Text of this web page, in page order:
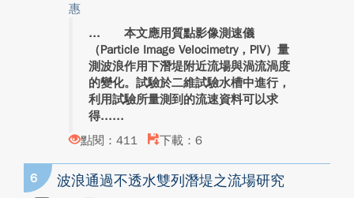
惠
本文應用質點影像測速儀
（Particle Image Velocimetry，PIV）量
測波浪作用下潛堤附近流場與渦流渦度
的變化。試驗於二維試驗水槽中進行，
利用試驗所量測到的流速資料可以求
得...
點閱：411
下載：6
6 波浪通過不透水雙列潛堤之流場研究